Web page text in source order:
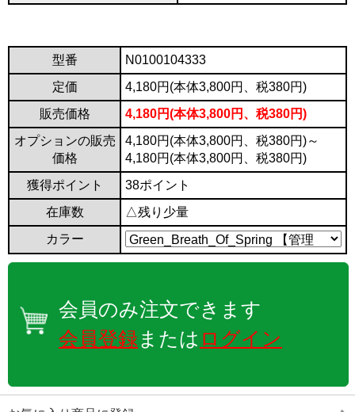
型番
N0100104333
定価
4,180円(本体3,800円、税380円)
販売価格
4,180円(本体3,800円、税380円)
オプションの販売
価格
4,180円(本体3,800円、税380円)～
4,180円(本体3,800円、税380円)
獲得ポイント
38ポイント
在庫数
△残り少量
カラー
会員のみ注文できます
会員登録または ログイン